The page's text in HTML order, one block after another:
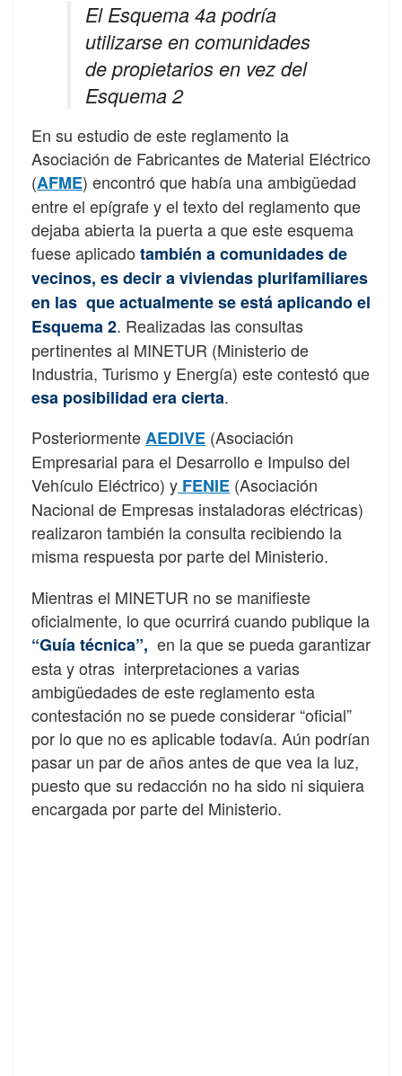
El Esquema 4a podría
utilizarse en comunidades
de propietarios en vez del
Esquema 2
En su estudio de este reglamento la
Asociación de Fabricantes de Material Eléctrico
(AFME) encontró que había una ambigüedad
entre el epígrafe y el texto del reglamento que
dejaba abierta la puerta a que este esquema
fuese aplicado también a comunidades de
vecinos, es decir a viviendas plurifamiliares
en las que actualmente se está aplicando el
Esquema 2. Realizadas las consultas
pertinentes al MINETUR (Ministerio de
Industria, Turismo y Energía) este contestó que
esa posibilidad era cierta.
PosteriormenteAEDIVE (Asociación
Empresarial para el Desarrollo e Impulso del
Vehículo Eléctrico) y FENIE (Asociación
Nacional de Empresas instaladoras eléctricas)
realizaron también la consulta recibiendo la
misma respuesta por parte del Ministerio.
Mientras el MINETUR no se manifieste
oficialmente, lo que ocurrirá cuando publique la
“Guía técnica”, en la que se pueda garantizar
esta y otras interpretaciones a varias
ambigüedades de este reglamento esta
contestación no se puede considerar “oficial”
por lo que no es aplicable todavía. Aún podrían
pasar un par de años antes de que vea la luz,
puesto que su redacción no ha sido ni siquiera
encargada por parte del Ministerio.